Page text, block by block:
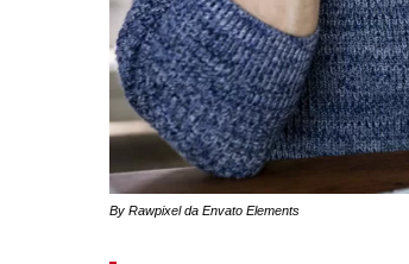
By Rawpixel da Envato Elements